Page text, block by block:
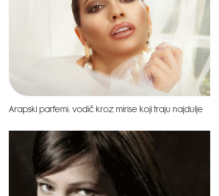
Arapski parfemi: vodič kroz mirise koji traju najdulje